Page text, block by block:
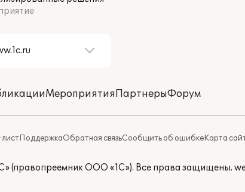
МероприятияПартнерыФорум
ПоддержкаОбратная связьСообщить об ошибкеКарта
(правопреемник ООО «1С»). Все права защищены.